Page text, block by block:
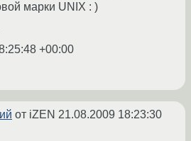
марки UNIX : )
+00:00
от iZEN 21.08.2009 18:23:30